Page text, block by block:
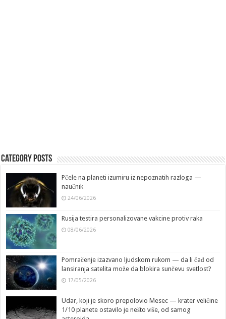
Category Posts
Pčele na planeti izumiru iz nepoznatih razloga —
naučnik
24/06/2026
Rusija testira personalizovane vakcine protiv raka
08/06/2026
Pomračenje izazvano ljudskom rukom — da li čađ od
lansiranja satelita može da blokira sunčevu svetlost?
17/05/2026
Udar, koji je skoro prepolovio Mesec — krater veličine
1/10 planete ostavilo je nešto više, od samog